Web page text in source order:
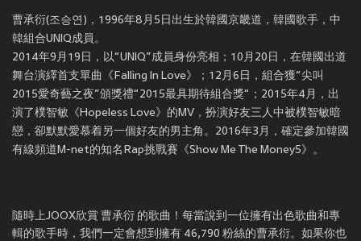
曹承衍(조승연)，1996年8月5日出生於韓國京畿道，韓國歌手，中
韓組合UNIQ成員。
2014年9月19日，以“UNIQ”成員身份亮相；10月20日，在韓國出道
舞台演繹首支單曲《Falling In Love》；12月6日，組合獲“尖叫
2015愛奇藝之夜”頒獎禮“2015最具期待組合獎“；2015年4月，出
演了樸智敏《Hopeless Love》的MV，扮演好友三人中被樸智敏暗
戀，卻默默愛慕着另一個好友的男主角。2016年3月，確定參加韓國
有線頻道M-net的知名Rap挑戰賽《Show Me The Money5》。
隨時上JOOX欣賞 曹承衍 的歌曲！每當說到一位擁有出色歌曲和專
輯的歌手時，我們一定會想到擁有 46,790 粉絲的曹承衍。如果你也